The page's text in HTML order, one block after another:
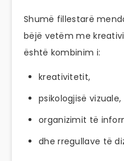
Shumë fillestarë
bëjë vetëm me
është kombinim i:
kreativitetit,
psikologjisë vizuale,
organizimit të
dhe rregullave të